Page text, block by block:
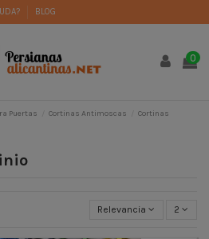
BLOG
0
Puertas Cortinas Antimoscas
Cortinas
Relevancia 2